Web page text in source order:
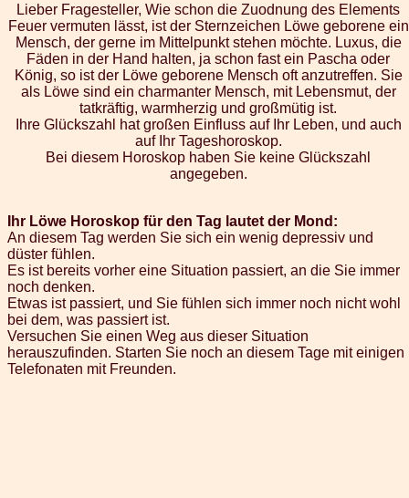
Lieber Fragesteller, Wie schon die Zuodnung des Elements
Feuer vermuten lässt, ist der Sternzeichen Löwe geborene ein
Mensch, der gerne im Mittelpunkt stehen möchte. Luxus, die
Fäden in der Hand halten, ja schon fast ein Pascha oder
König, so ist der Löwe geborene Mensch oft anzutreffen. Sie
als Löwe sind ein charmanter Mensch, mit Lebensmut, der
tatkräftig, warmherzig und großmütig ist.
Ihre Glückszahl hat großen Einfluss auf Ihr Leben, und auch
auf Ihr Tageshoroskop.
Bei diesem Horoskop haben Sie keine Glückszahl
angegeben.
Ihr Löwe Horoskop für den Tag lautet der Mond:
An diesem Tag werden Sie sich ein wenig depressiv und
düster fühlen.
Es ist bereits vorher eine Situation passiert, an die Sie immer
noch denken.
Etwas ist passiert, und Sie fühlen sich immer noch nicht wohl
bei dem, was passiert ist.
Versuchen Sie einen Weg aus dieser Situation
herauszufinden. Starten Sie noch an diesem Tage mit einigen
Telefonaten mit Freunden.